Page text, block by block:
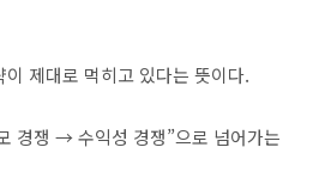
제대로 먹히고 있다는 뜻이다.
경쟁 → 수익성 경쟁”으로 넘어가는